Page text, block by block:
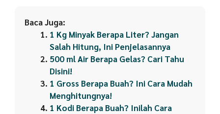
Baca Juga:
1 Kg Minyak Berapa Liter? Jangan
Salah Hitung, Ini Penjelasannya
500 ml Air Berapa Gelas? Cari Tahu
Disini!
1 Gross Berapa Buah? Ini Cara Mudah
Menghitungnya!
1 Kodi Berapa Buah? Inilah Cara